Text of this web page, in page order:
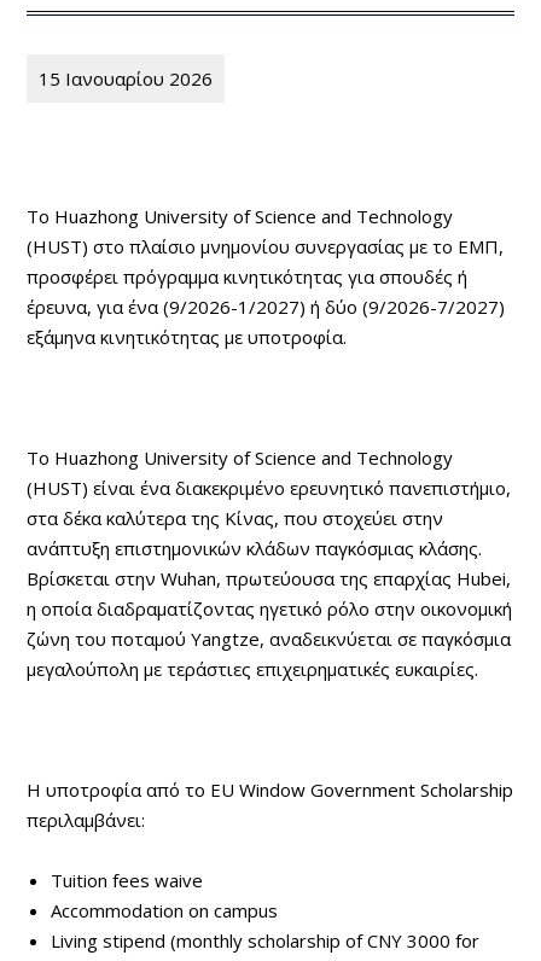
15 Ιανουαρίου 2026
To Huazhong University of Science and Technology
(HUST) στο πλαίσιο μνημονίου συνεργασίας με το ΕΜΠ,
προσφέρει πρόγραμμα κινητικότητας για σπουδές ή
έρευνα, για ένα (9/2026-1/2027) ή δύο (9/2026-7/2027)
εξάμηνα κινητικότητας με υποτροφία.
Το Huazhong University of Science and Technology
(HUST) είναι ένα διακεκριμένο ερευνητικό πανεπιστήμιο,
στα δέκα καλύτερα της Κίνας, που στοχεύει στην
ανάπτυξη επιστημονικών κλάδων παγκόσμιας κλάσης.
Βρίσκεται στην Wuhan, πρωτεύουσα της επαρχίας Hubei,
η οποία διαδραματίζοντας ηγετικό ρόλο στην οικονομική
ζώνη του ποταμού Yangtze, αναδεικνύεται σε παγκόσμια
μεγαλούπολη με τεράστιες επιχειρηματικές ευκαιρίες.
Η υποτροφία από το EU Window Government Scholarship
περιλαμβάνει:
Tuition fees waive
Accommodation on campus
Living stipend (monthly scholarship of CNY 3000 for